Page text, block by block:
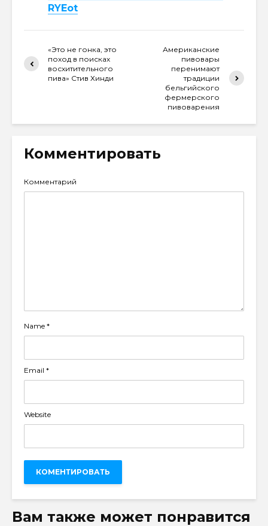
RYEot
«Это не гонка, это
поход в поисках
восхитительного
пива» Стив Хинди
Американские
пивовары
перенимают
традиции
бельгийского
фермерского
пивоварения
Комментировать
Комментарий
Name *
Email *
Website
Вам также может понравится